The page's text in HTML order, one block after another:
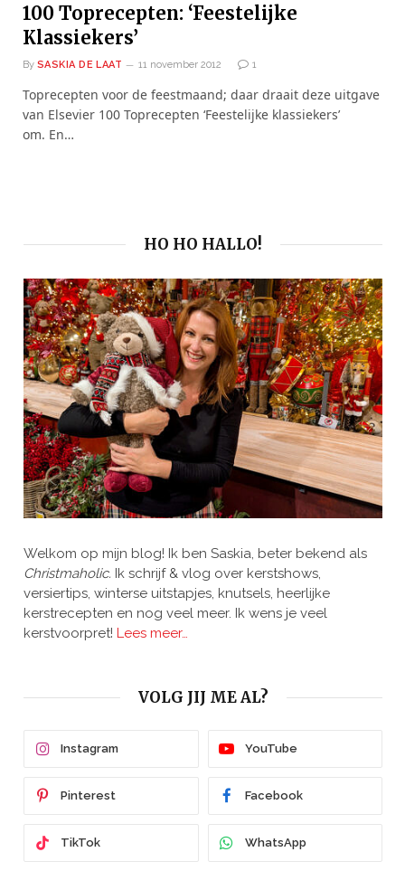
100 Toprecepten: ‘Feestelijke
Klassiekers’
By SASKIA DE LAAT 11 november 2012 1
Toprecepten voor de feestmaand; daar draait deze uitgave
van Elsevier 100 Toprecepten ‘Feestelijke klassiekers’
om. En…
HO HO HALLO!
Welkom op mijn blog! Ik ben Saskia, beter bekend als
Christmaholic. Ik schrijf & vlog over kerstshows,
versiertips, winterse uitstapjes, knutsels, heerlijke
kerstrecepten en nog veel meer. Ik wens je veel
kerstvoorpret! Lees meer…
VOLG JIJ ME AL?
Instagram YouTube
Pinterest Facebook
TikTok WhatsApp